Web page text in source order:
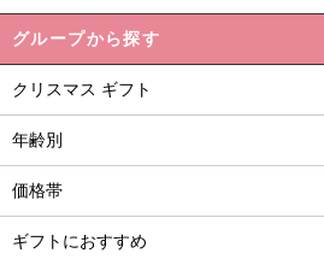
グループから探す
クリスマス ギフト
年齢別
価格帯
ギフトにおすすめ